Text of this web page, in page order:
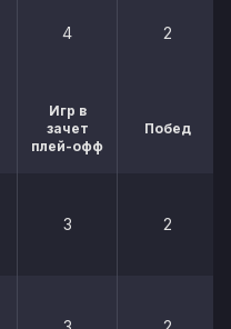
4 2
Игр в
зачет
плей-офф
Побед
3 2